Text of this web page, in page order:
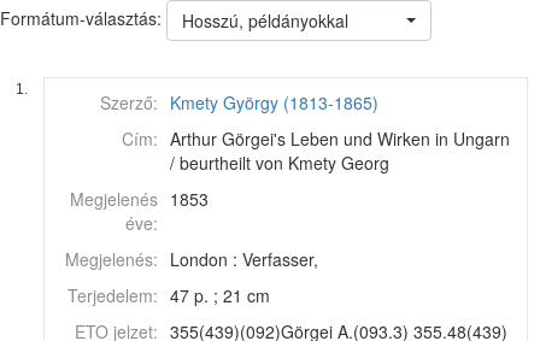
Formátum-választás: Hosszú, példányokkal
1.
Szerző: Kmety György (1813-1865)
Cím: Arthur Görgei's Leben und Wirken in Ungarn
/ beurtheilt von Kmety Georg
Megjelenés
éve:
1853
Megjelenés: London : Verfasser,
Terjedelem: 47 p. ; 21 cm
ETO jelzet: 355(439)(092)Görgei A.(093.3) 355.48(439)